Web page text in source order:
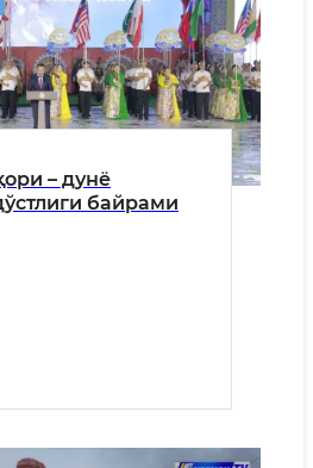
– дунё
байрами